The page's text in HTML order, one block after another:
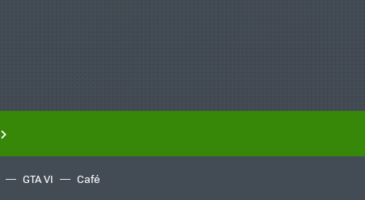
GTA VI Café